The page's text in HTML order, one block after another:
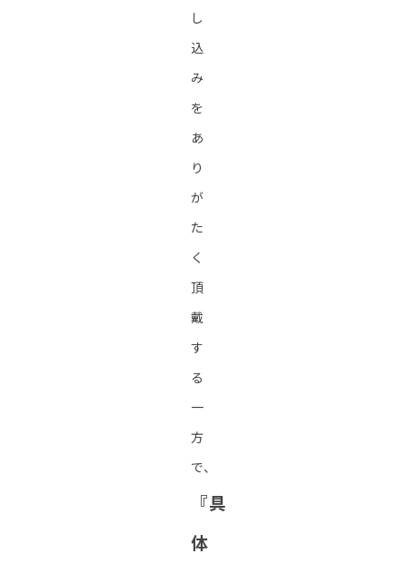
し
込
み
を
あ
り
が
た
く
頂
戴
す
る
一
方
で、
『具
体